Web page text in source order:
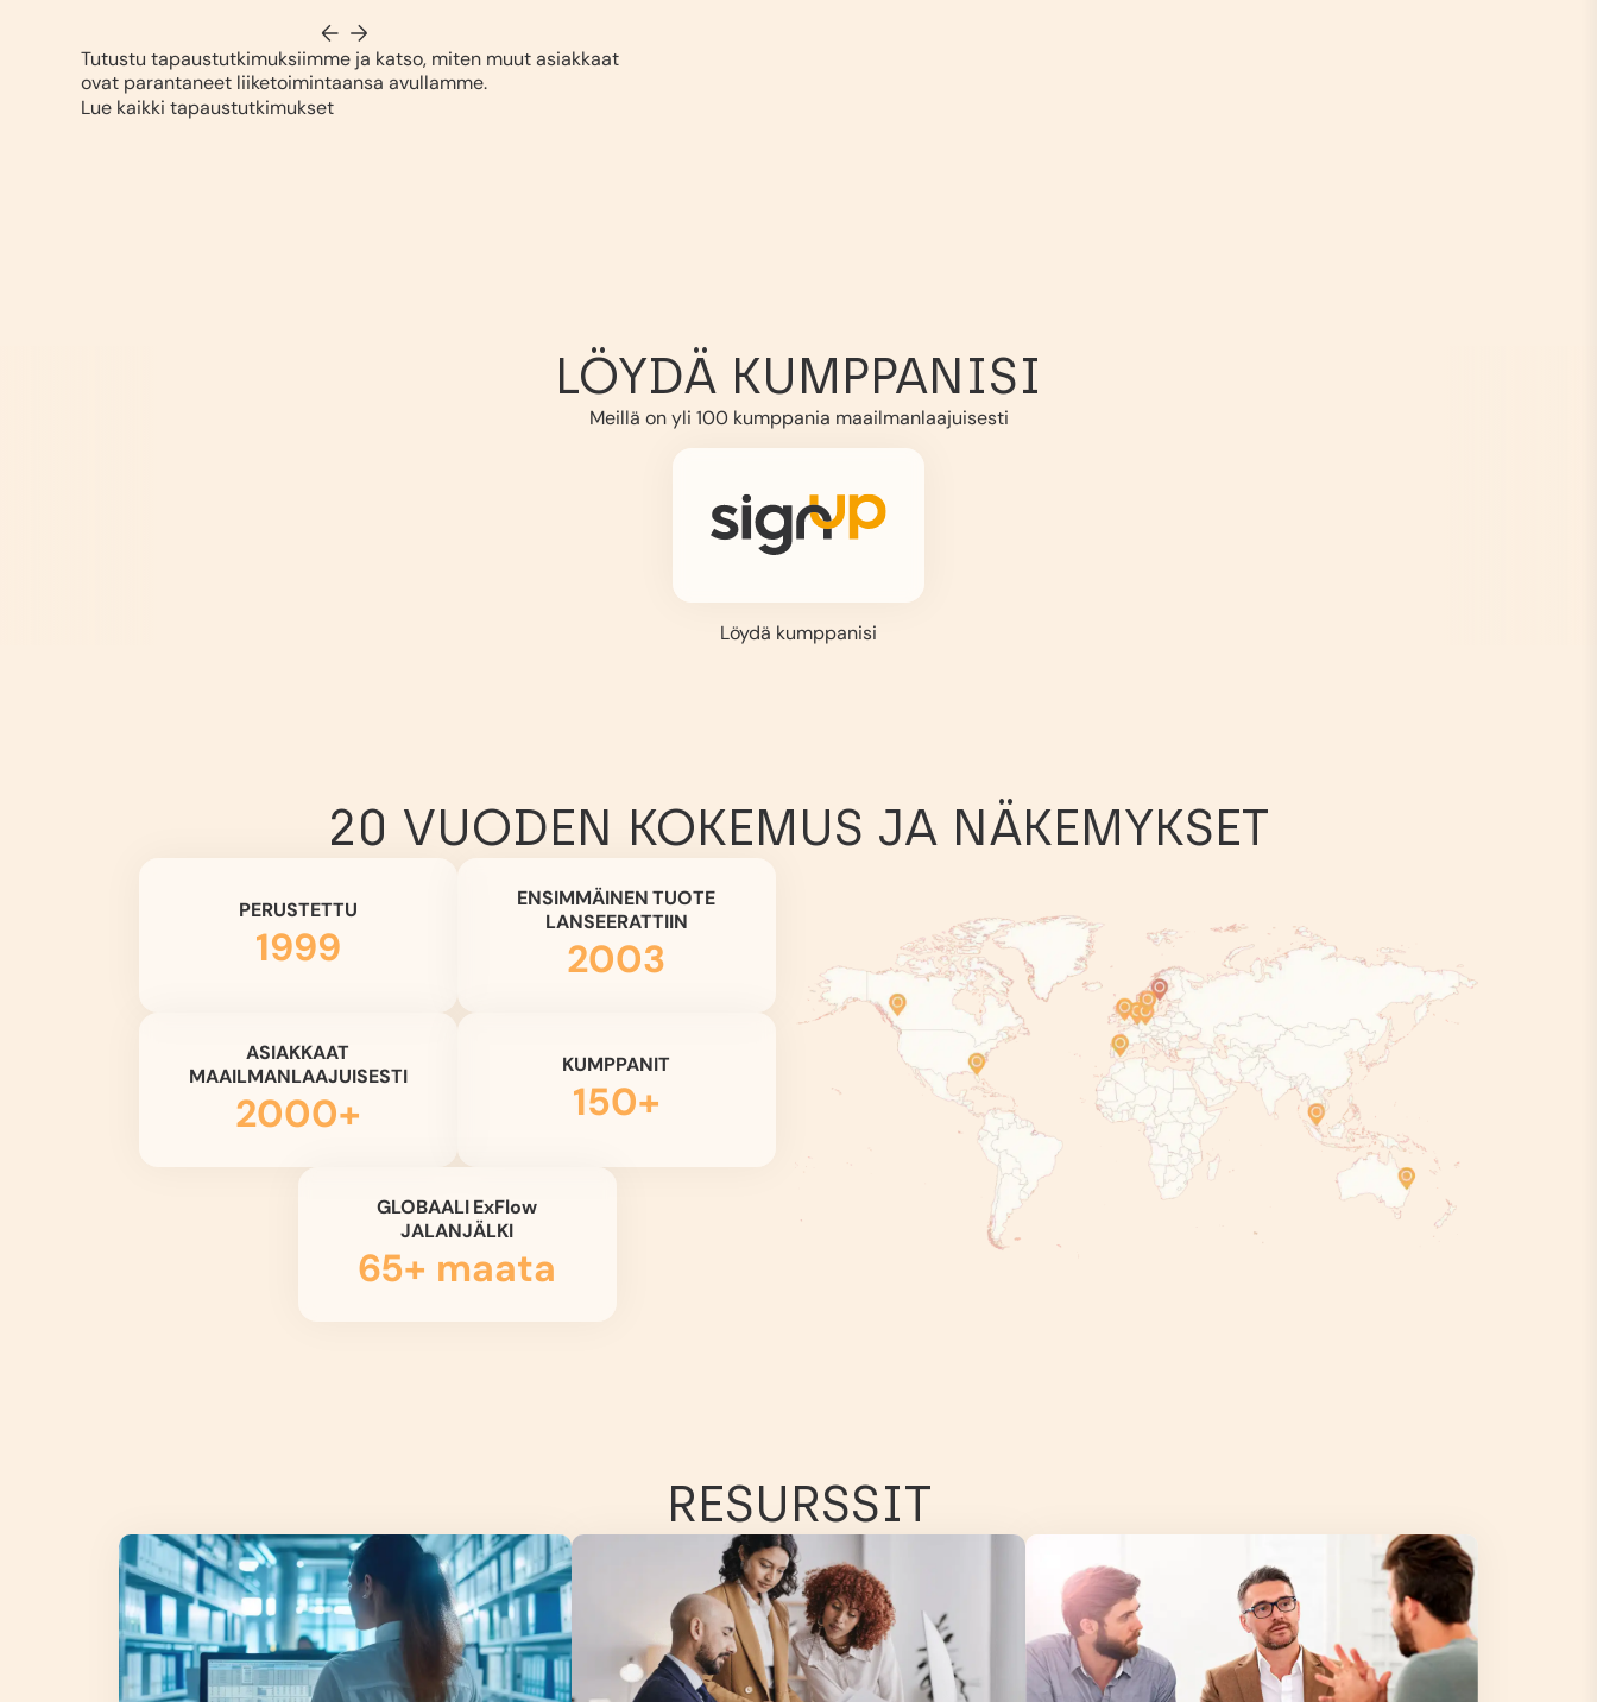
Tutustu tapaustutkimuksiimme ja katso, miten muut asiakkaat
ovat parantaneet liiketoimintaansa avullamme.
Lue kaikki tapaustutkimukset
LÖYDÄ KUMPPANISI
Meillä on yli 100 kumppania maailmanlaajuisesti
Löydä kumppanisi
20 VUODEN KOKEMUS JA NÄKEMYKSET
PERUSTETTU
1999
ENSIMMÄINEN TUOTE
LANSEERATTIIN
2003
ASIAKKAAT
MAAILMANLAAJUISESTI
2000+
KUMPPANIT
150+
GLOBAALI ExFlow
JALANJÄLKI
65+ maata
RESURSSIT